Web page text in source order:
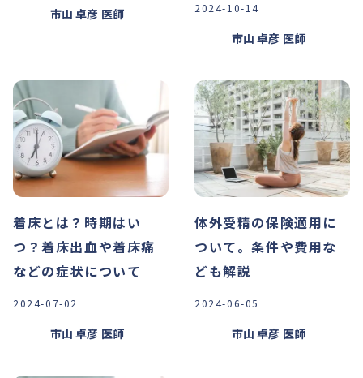
市山 卓彦 医師 2024-10-14
市山 卓彦 医師
着床とは？時期はい
つ？着床出血や着床痛
などの症状について
2024-07-02
市山 卓彦 医師
体外受精の保険適用に
ついて。条件や費用な
ども解説
2024-06-05
市山 卓彦 医師